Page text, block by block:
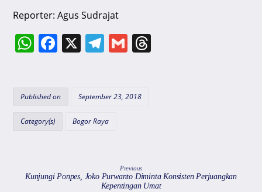
Reporter: Agus Sudrajat
W
s
A
F
e
k
X T
gr
a
G
l
Published on September 23, 2018
Category(s) Bogor Raya
Previous
Kunjungi Ponpes, Joko Purwanto Diminta Konsisten Perjuangkan
Kepentingan Umat